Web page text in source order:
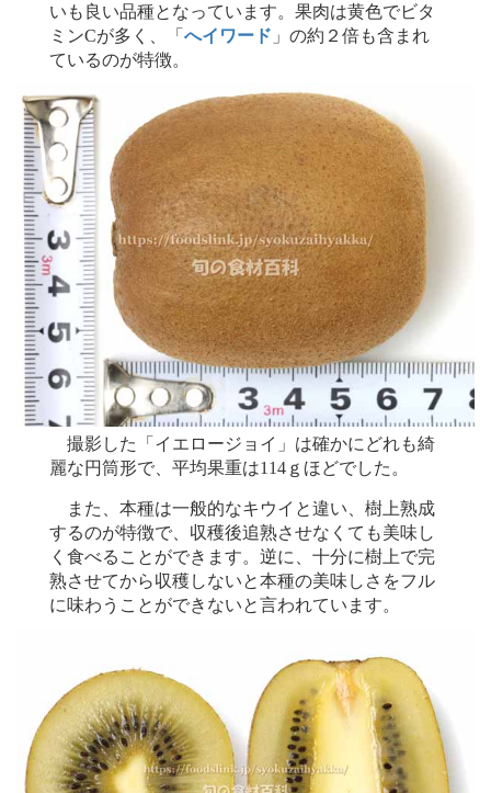
いも良い品種となっています。果肉は黄色でビタ
ミンCが多く、「 へイワード 」の約２倍も含まれ
ているのが特徴。
撮影した「イエロージョイ」は確かにどれも綺
麗な円筒形で、平均果重は114ｇほどでした。
また、本種は一般的なキウイと違い、樹上熟成
するのが特徴で、収穫後追熟させなくても美味し
く食べることができます。逆に、十分に樹上で完
熟させてから収穫しないと本種の美味しさをフル
に味わうことができないと言われています。